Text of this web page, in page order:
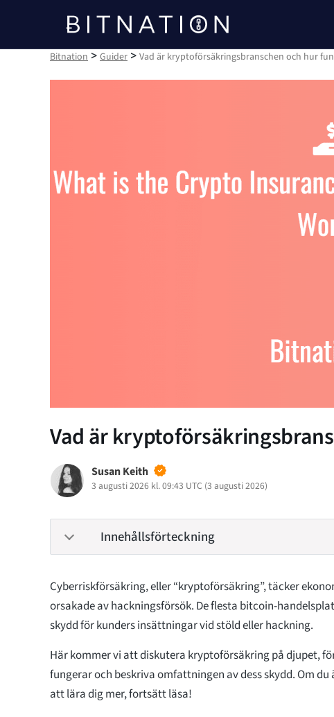
Bitnation
Bitnation > Guider > Vad är kryptoförsäkringsbranschen och hur
Vad är
Susan Keith
3 augusti 2026 kl. 09:43 UTC (3 augusti 2026)
Innehållsförteckning
Cyberriskförsäkring, eller “kryptoförsäkring”, täcker
orsakade av hackningsförsök. De flesta bitcoin-
skydd för kunders insättningar vid stöld eller hackning.
Här kommer vi att diskutera kryptoförsäkring på djupet,
fungerar och beskriva omfattningen av dess skydd. Om du
att lära dig mer, fortsätt läsa!